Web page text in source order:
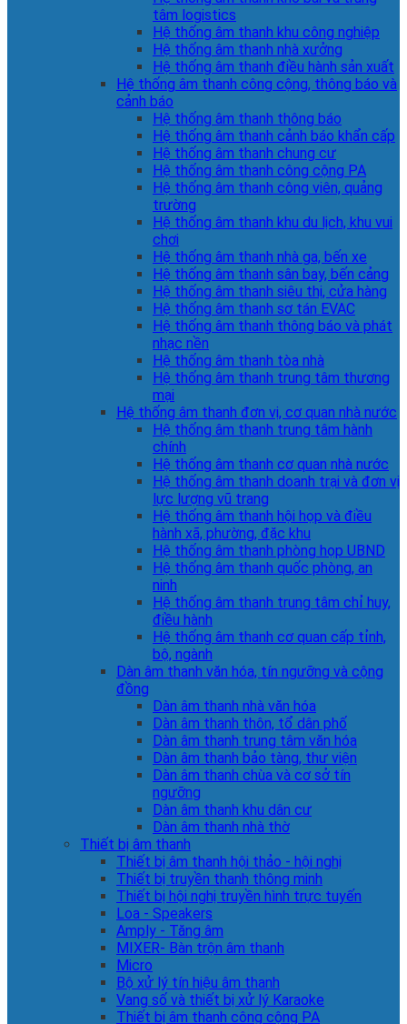
tâm logistics
Hệ thống âm thanh khu công nghiệp
Hệ thống âm thanh nhà xưởng
Hệ thống âm thanh điều hành sản xuất
Hệ thống âm thanh công cộng, thông báo và
cảnh báo
Hệ thống âm thanh thông báo
Hệ thống âm thanh cảnh báo khẩn cấp
Hệ thống âm thanh chung cư
Hệ thống âm thanh công cộng PA
Hệ thống âm thanh công viên, quảng
trường
Hệ thống âm thanh khu du lịch, khu vui
chơi
Hệ thống âm thanh nhà ga, bến xe
Hệ thống âm thanh sân bay, bến cảng
Hệ thống âm thanh siêu thị, cửa hàng
Hệ thống âm thanh sơ tán EVAC
Hệ thống âm thanh thông báo và phát
nhạc nền
Hệ thống âm thanh tòa nhà
Hệ thống âm thanh trung tâm thương
mại
Hệ thống âm thanh đơn vị, cơ quan nhà nước
Hệ thống âm thanh trung tâm hành
chính
Hệ thống âm thanh cơ quan nhà nước
Hệ thống âm thanh doanh trại và đơn vị
lực lượng vũ trang
Hệ thống âm thanh hội họp và điều
hành xã, phường, đặc khu
Hệ thống âm thanh phòng họp UBND
Hệ thống âm thanh quốc phòng, an
ninh
Hệ thống âm thanh trung tâm chỉ huy,
điều hành
Hệ thống âm thanh cơ quan cấp tỉnh,
bộ, ngành
Dàn âm thanh văn hóa, tín ngưỡng và cộng
đồng
Dàn âm thanh nhà văn hóa
Dàn âm thanh thôn, tổ dân phố
Dàn âm thanh trung tâm văn hóa
Dàn âm thanh bảo tàng, thư viện
Dàn âm thanh chùa và cơ sở tín
ngưỡng
Dàn âm thanh khu dân cư
Dàn âm thanh nhà thờ
Thiết bị âm thanh
Thiết bị âm thanh hội thảo - hội nghị
Thiết bị truyền thanh thông minh
Thiết bị hội nghị truyền hình trực tuyến
Loa - Speakers
Amply - Tăng âm
MIXER- Bàn trộn âm thanh
Micro
Bộ xử lý tín hiệu âm thanh
Vang số và thiết bị xử lý Karaoke
Thiết bị âm thanh công cộng PA